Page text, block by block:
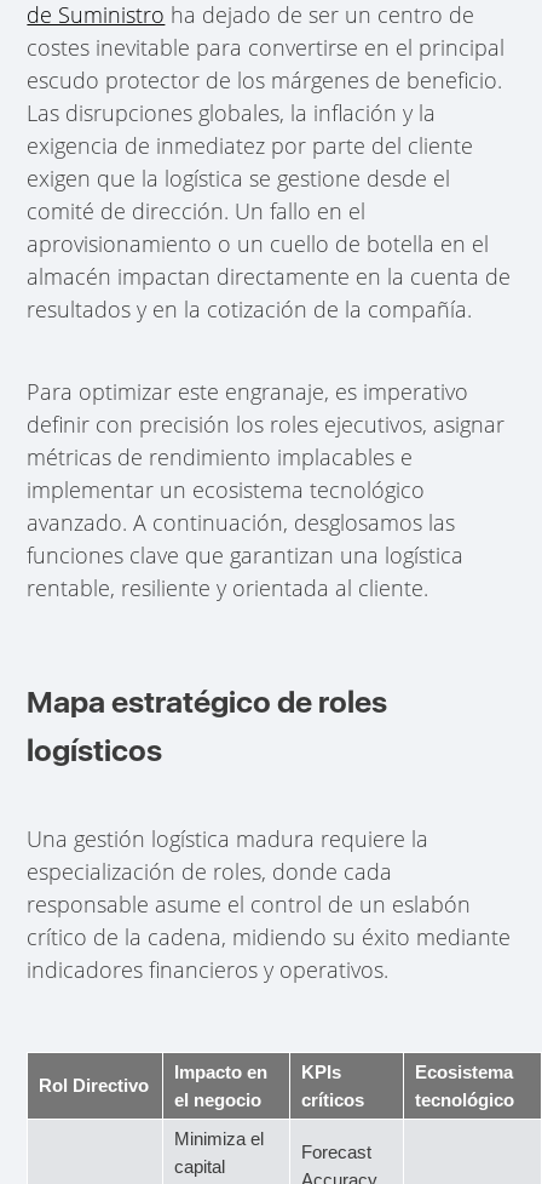
de Suministro ha dejado de ser un centro de
costes inevitable para convertirse en el principal
escudo protector de los márgenes de beneficio.
Las disrupciones globales, la inflación y la
exigencia de inmediatez por parte del cliente
exigen que la logística se gestione desde el
comité de dirección. Un fallo en el
aprovisionamiento o un cuello de botella en el
almacén impactan directamente en la cuenta de
resultados y en la cotización de la compañía.
Para optimizar este engranaje, es imperativo
definir con precisión los roles ejecutivos, asignar
métricas de rendimiento implacables e
implementar un ecosistema tecnológico
avanzado. A continuación, desglosamos las
funciones clave que garantizan una logística
rentable, resiliente y orientada al cliente.
Mapa estratégico de roles
logísticos
Una gestión logística madura requiere la
especialización de roles, donde cada
responsable asume el control de un eslabón
crítico de la cadena, midiendo su éxito mediante
indicadores financieros y operativos.
Rol Directivo
Impacto en
el negocio
KPIs
críticos
Ecosistema
tecnológico
Minimiza el
capital
Forecast
Accuracy